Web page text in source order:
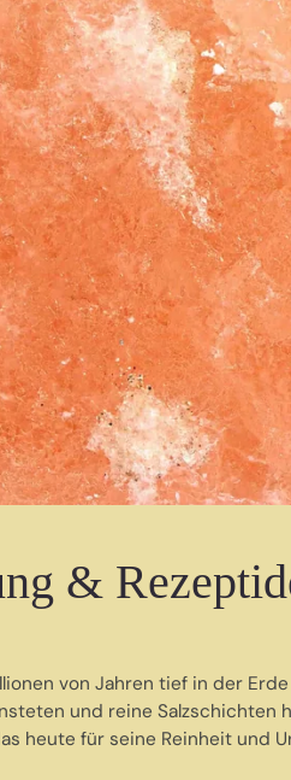
&
von Jahren tief in der
und reine Salzschichten
heute für seine Reinheit und